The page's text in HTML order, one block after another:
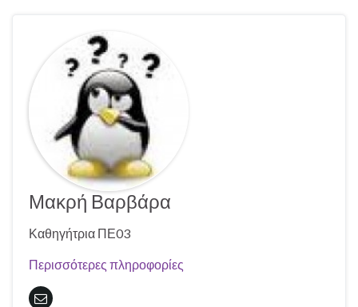
Μακρή Βαρβάρα
Καθηγήτρια ΠΕ03
Περισσότερες πληροφορίες